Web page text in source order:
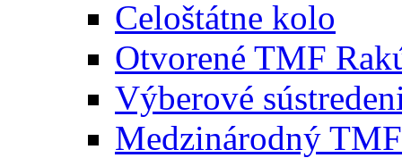
Celoštátne kolo
Otvorené TMF
Výberové
Medzinárodný TMF